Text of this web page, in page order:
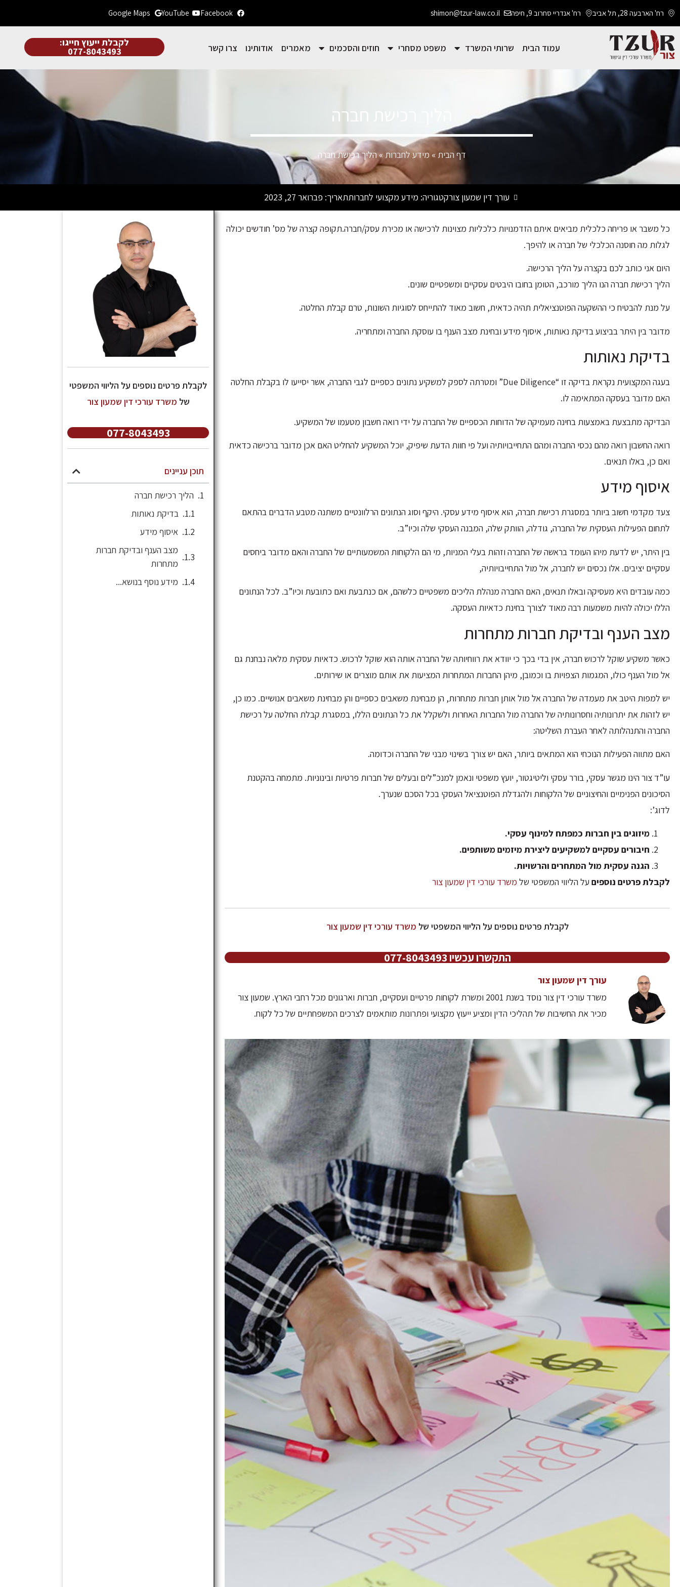
רח' הארבעה 28, תל אביב רח' אנדריי סחרוב 9, חיפה shimon@tzur-law.co.il
Facebook
YouTube
Google Maps
עמוד הבית שרותי המשרד משפט מסחרי חוזים והסכמים מאמרים אודותינו צרו קשר לקבלת ייעוץ חייגו:
077-8043493
הליך רכישת חברה
דף הבית » מידע לחברות »הליך רכישת חברה
עורך דין שמעון צורקטגוריה: מידע מקצועי לחברותתאריך: פברואר 27, 2023
כל משבר או פריחה כלכלית מביאים איתם הזדמנויות כלכליות מצוינות לרכישה או מכירת עסק/חברה.תקופה קצרה של מס’ חודשים יכולה
לגלות מה חוסנה הכלכלי של חברה או להיפך.
היום אני כותב לכם בקצרה על הליך הרכישה.
הליך רכישת חברה הנו הליך מורכב, הטומן בחובו היבטים עסקיים ומשפטיים שונים.
על מנת להבטיח כי ההשקעה הפוטנציאלית תהיה כדאית, חשוב מאוד להתייחס לסוגיות השונות, טרם קבלת החלטה.
מדובר בין היתר בביצוע בדיקת נאותות, איסוף מידע ובחינת מצב הענף בו עוסקת החברה ומתחריה.
בדיקת נאותות
בעגה המקצועית נקראת בדיקה זו “Due Diligence” ומטרתה לספק למשקיע נתונים כספיים לגבי החברה, אשר יסייעו לו בקבלת החלטה
האם מדובר בעסקה המתאימה לו.
הבדיקה מתבצעת באמצעות בחינה מעמיקה של הדוחות הכספיים של החברה על ידי רואה חשבון מטעמו של המשקיע.
רואה החשבון רואה מהם נכסי החברה ומהם התחייבויותיה ועל פי חוות הדעת שיפיק, יוכל המשקיע להחליט האם אכן מדובר ברכישה כדאית
ואם כן, באלו תנאים.
איסוף מידע
צעד מקדמי חשוב ביותר במסגרת רכישת חברה, הוא איסוף מידע עסקי. היקף וסוג הנתונים הרלוונטיים משתנה מטבע הדברים בהתאם
לתחום הפעילות העסקית של החברה, גודלה, הוותק שלה, המבנה העסקי שלה וכיו”ב.
בין היתר, יש לדעת מיהו העומד בראשה של החברה וזהות בעלי המניות, מי הם הלקוחות המשמעותיים של החברה והאם מדובר ביחסים
עסקיים יציבים. אלו נכסים יש לחברה, אל מול התחייבויותיה,
כמה עובדים היא מעסיקה ובאלו תנאים, האם החברה מנהלת הליכים משפטיים כלשהם, אם כנתבעת ואם כתובעת וכיו”ב. לכל הנתונים
הללו יכולה להיות משמעות רבה מאוד לצורך בחינת כדאיות העסקה.
מצב הענף ובדיקת חברות מתחרות
כאשר משקיע שוקל לרכוש חברה, אין בדי בכך כי יוודא את רווחיותה של החברה אותה הוא שוקל לרכוש. כדאיות עסקית מלאה נבחנת גם
אל מול הענף כולו, המגמות הצפויות בו וכמובן, מיהן החברות המתחרות המציעות את אותם מוצרים או שירותים.
יש למפות היטב את מעמדה של החברה אל מול אותן חברות מתחרות, הן מבחינת משאבים כספיים והן מבחינת משאבים אנושיים. כמו כן,
יש לזהות את יתרונותיה וחסרונותיה של החברה מול החברות האחרות ולשקלל את כל הנתונים הללו, במסגרת קבלת החלטה על רכישת
החברה והתנהלותה לאחר העברת השליטה:
האם מתווה הפעילות הנוכחי הוא המתאים ביותר, האם יש צורך בשינוי מבני של החברה וכדומה.
עו”ד צור הינו מגשר עסקי, בורר עסקי וליטיגטור, יועץ משפטי ונאמן למנכ”לים ובעלים של חברות פרטיות ובינוניות. מתמחה בהקטנת
הסיכונים הפנימיים והחיצוניים של הלקוחות ולהגדלת הפוטנציאל העסקי בכל הסכם שנערך.
לדוג’:
מיזוגים בין חברות כמפתח למינוף עסקי.
חיבורים עסקיים למשקיעים ליצירת מיזמים משותפים.
הגנה עסקית מול המתחרים והרשויות.
לקבלת פרטים נוספים על הליווי המשפטי של משרד עורכי דין שמעון צור
לקבלת פרטים נוספים על הליווי המשפטי של משרד עורכי דין שמעון צור
התקשרו עכשיו 077-8043493
עורך דין שמעון צור
משרד עורכי דין צור נוסד בשנת 2001 ומשרת לקוחות פרטיים ועסקיים, חברות וארגונים מכל רחבי הארץ. שמעון צור
מכיר את החשיבות של תהליכי הדין ומציע ייעוץ מקצועי ופתרונות מותאמים לצרכים המשפחתיים של כל לקוח.
לקבלת פרטים נוספים על הליווי המשפטי
של משרד עורכי דין שמעון צור
077-8043493
תוכן עניינים
הליך רכישת חברה
בדיקת נאותות
איסוף מידע
מצב הענף ובדיקת חברות
מתחרות
מידע נוסף בנושא...